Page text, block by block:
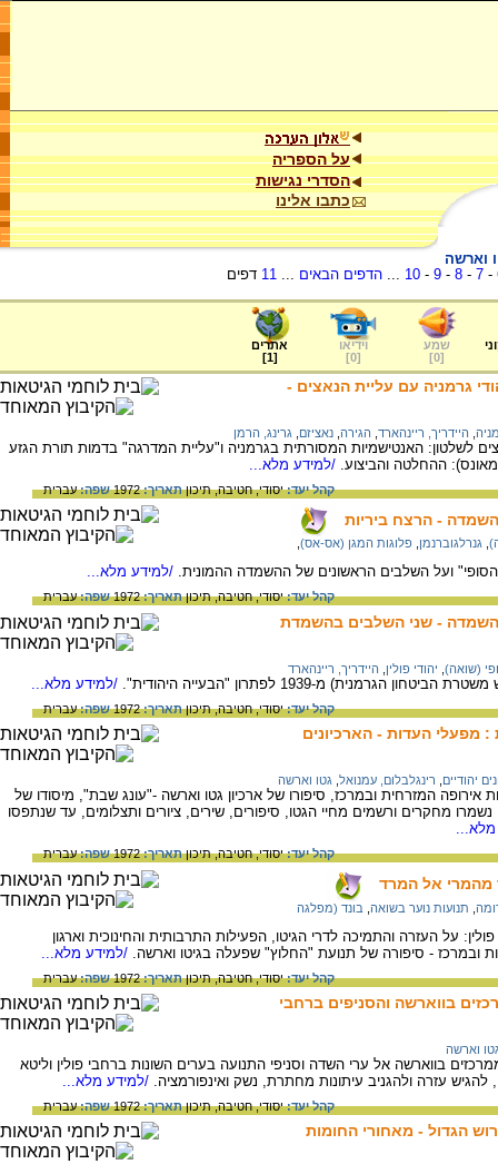
על הספריה
הסדרי נגישות
כתבו אלינו
וארשה
-
7
-
8
-
9
-
10
...הדפים הבאים ...
11 דפים
שמע
[
0
]
וידיאו
[
0
]
אתרים
[
1
]
גרמניה עם עליית הנאצים -
היידריך, ריינהארד הגירה נאציזם גרינג, הרמן
לשלטון: האנטישמיות המסורתית בגרמניה ו"עליית המדרגה" בדמות תורת הגזע
ההחלטה והביצוע. /למידע מלא...
קהל יעד:יסודי,חטיבה,תיכוןתאריך:1972 שפה:עברית
- הרצח ביריות
גנרלגוברנמן פלוגות המגן (אס-אס)
ועל השלבים הראשונים של ההשמדה ההמונית. /למידע מלא...
קהל יעד:יסודי,חטיבה,תיכוןתאריך:1972 שפה:עברית
- שני השלבים בהשמדת
(שואה) יהודי פולין היידריך, ריינהארד
מ-1939 לפתרון "הבעייה היהודית". /למידע מלא...
קהל יעד:יסודי,חטיבה,תיכוןתאריך:1972 שפה:עברית
מפעלי העדות - הארכיונים
יהודיים רינגלבלום, עמנואל גטו וארשה
אירופה המזרחית ובמרכז, סיפורו של ארכיון גטו וארשה -"עונג שבת", מיסודו של
מחקרים ורשמים מחיי הגטו, סיפורים, שירים, ציורים ותצלומים, עד שנתפסו
קהל יעד:יסודי,חטיבה,תיכוןתאריך:1972 שפה:עברית
מהמרי אל המרד
תנועות נוער בשואה בונד (מפלגה
על העזרה והתמיכה לדרי הגיטו, הפעילות התרבותית והחינוכית וארגון
ובמרכז - סיפורה של תנועת "החלוץ" שפעלה בגיטו וארשה. /למידע מלא...
קהל יעד:יסודי,חטיבה,תיכוןתאריך:1972 שפה:עברית
בווארשה והסניפים ברחבי
וארשה
בווארשה אל ערי השדה וסניפי התנועה בערים השונות ברחבי פולין וליטא
עזרה ולהגניב עיתונות מחתרת, נשק ואינפורמציה. /למידע מלא...
קהל יעד:יסודי,חטיבה,תיכוןתאריך:1972 שפה:עברית
הגדול - מאחורי החומות